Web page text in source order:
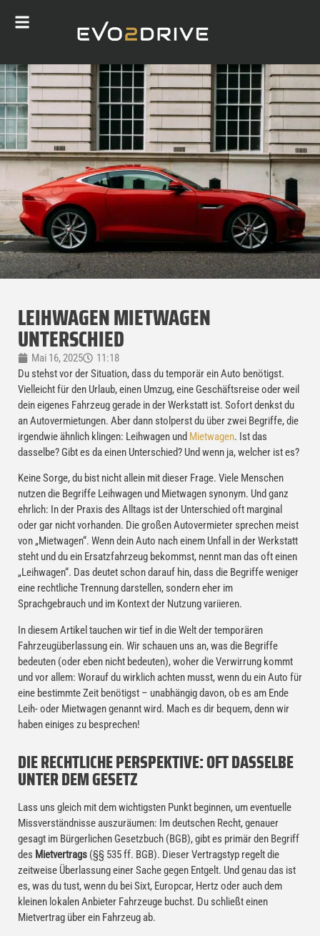
LEIHWAGEN MIETWAGEN
UNTERSCHIED
Mai 16, 2025
11:18
Du stehst vor der Situation, dass du temporär ein Auto benötigst.
Vielleicht für den Urlaub, einen Umzug, eine Geschäftsreise oder weil
dein eigenes Fahrzeug gerade in der Werkstatt ist. Sofort denkst du
an Autovermietungen. Aber dann stolperst du über zwei Begriffe, die
irgendwie ähnlich klingen: Leihwagen und Mietwagen. Ist das
dasselbe? Gibt es da einen Unterschied? Und wenn ja, welcher ist es?
Keine Sorge, du bist nicht allein mit dieser Frage. Viele Menschen
nutzen die Begriffe Leihwagen und Mietwagen synonym. Und ganz
ehrlich: In der Praxis des Alltags ist der Unterschied oft marginal
oder gar nicht vorhanden. Die großen Autovermieter sprechen meist
von „Mietwagen“. Wenn dein Auto nach einem Unfall in der Werkstatt
steht und du ein Ersatzfahrzeug bekommst, nennt man das oft einen
„Leihwagen“. Das deutet schon darauf hin, dass die Begriffe weniger
eine rechtliche Trennung darstellen, sondern eher im
Sprachgebrauch und im Kontext der Nutzung variieren.
In diesem Artikel tauchen wir tief in die Welt der temporären
Fahrzeugüberlassung ein. Wir schauen uns an, was die Begriffe
bedeuten (oder eben nicht bedeuten), woher die Verwirrung kommt
und vor allem: Worauf du wirklich achten musst, wenn du ein Auto für
eine bestimmte Zeit benötigst – unabhängig davon, ob es am Ende
Leih- oder Mietwagen genannt wird. Mach es dir bequem, denn wir
haben einiges zu besprechen!
DIE RECHTLICHE PERSPEKTIVE: OFT DASSELBE
UNTER DEM GESETZ
Lass uns gleich mit dem wichtigsten Punkt beginnen, um eventuelle
Missverständnisse auszuräumen: Im deutschen Recht, genauer
gesagt im Bürgerlichen Gesetzbuch (BGB), gibt es primär den Begriff
des Mietvertrags (§§ 535 ff. BGB). Dieser Vertragstyp regelt die
zeitweise Überlassung einer Sache gegen Entgelt. Und genau das ist
es, was du tust, wenn du bei Sixt, Europcar, Hertz oder auch dem
kleinen lokalen Anbieter Fahrzeuge buchst. Du schließt einen
Mietvertrag über ein Fahrzeug ab.